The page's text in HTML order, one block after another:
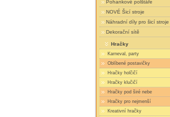
Pohankové polštáře
NOVÉ Šicí stroje
Náhradní díly pro šicí stroje
Dekorační sítě
Hračky
Karneval, party
Oblíbené postavičky
Hračky holčičí
Hračky klučičí
Hračky pod širé nebe
Hračky pro nejmenší
Kreativní hračky